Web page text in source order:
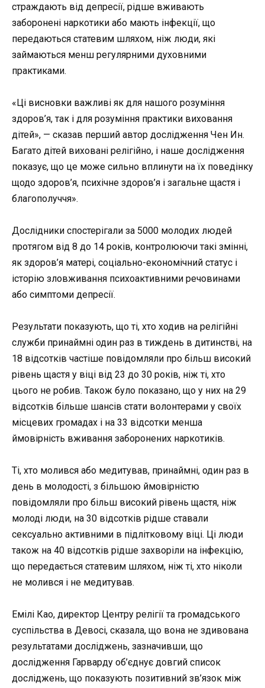
страждають від депресії, рідше вживають
заборонені наркотики або мають інфекції, що
передаються статевим шляхом, ніж люди, які
займаються менш регулярними духовними
практиками.
«Ці висновки важливі як для нашого розуміння
здоров’я, так і для розуміння практики виховання
дітей», — сказав перший автор дослідження Чен Ин.
Багато дітей виховані релігійно, і наше дослідження
показує, що це може сильно вплинути на їх поведінку
щодо здоров’я, психічне здоров’я і загальне щастя і
благополуччя».
Дослідники спостерігали за 5000 молодих людей
протягом від 8 до 14 років, контролюючи такі змінні,
як здоров’я матері, соціально-економічний статус і
історію зловживання психоактивними речовинами
або симптоми депресії.
Результати показують, що ті, хто ходив на релігійні
служби принаймні один раз в тиждень в дитинстві, на
18 відсотків частіше повідомляли про більш високий
рівень щастя у віці від 23 до 30 років, ніж ті, хто
цього не робив. Також було показано, що у них на 29
відсотків більше шансів стати волонтерами у своїх
місцевих громадах і на 33 відсотки менша
ймовірність вживання заборонених наркотиків.
Ті, хто молився або медитував, принаймні, один раз в
день в молодості, з більшою ймовірністю
повідомляли про більш високий рівень щастя, ніж
молоді люди, на 30 відсотків рідше ставали
сексуально активними в підлітковому віці. Ці люди
також на 40 відсотків рідше захворіли на інфекцію,
що передається статевим шляхом, ніж ті, хто ніколи
не молився і не медитував.
Емілі Као, директор Центру релігії та громадського
суспільства в Девосі, сказала, що вона не здивована
результатами досліджень, зазначивши, що
дослідження Гарварду об’єднує довгий список
досліджень, що показують позитивний зв’язок між